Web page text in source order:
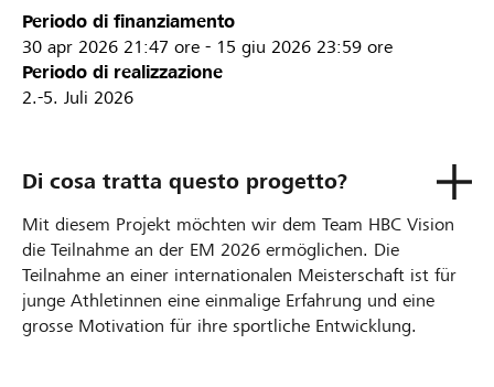
Periodo di finanziamento
30 apr 2026 21:47 ore - 15 giu 2026 23:59 ore
Periodo di realizzazione
2.-5. Juli 2026
Di cosa tratta questo progetto?
Mit diesem Projekt möchten wir dem Team HBC Vision
die Teilnahme an der EM 2026 ermöglichen. Die
Teilnahme an einer internationalen Meisterschaft ist für
junge Athletinnen eine einmalige Erfahrung und eine
grosse Motivation für ihre sportliche Entwicklung.